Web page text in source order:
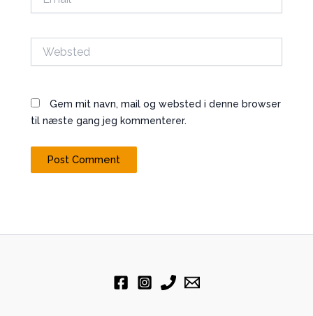
Gem mit navn, mail og websted i denne browser
til næste gang jeg kommenterer.